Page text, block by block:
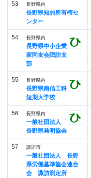
53 長野県内
長野県知的所有権セ
ンター
54 長野県内
長野県中小企業
家同友会諏訪支
部
55 長野県内
長野県南信工科
短期大学校
56 長野県内
一般社団法人
長野県発明協会
57 諏訪市
一般社団法人 長野
県労働基準協会連合
会 諏訪測定所